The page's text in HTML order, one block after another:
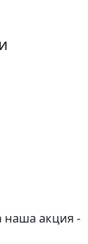
наша акция -